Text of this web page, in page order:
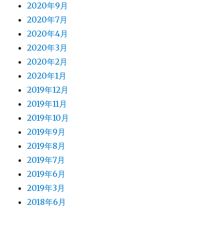
2020年9月
2020年7月
2020年4月
2020年3月
2020年2月
2020年1月
2019年12月
2019年11月
2019年10月
2019年9月
2019年8月
2019年7月
2019年6月
2019年3月
2018年6月